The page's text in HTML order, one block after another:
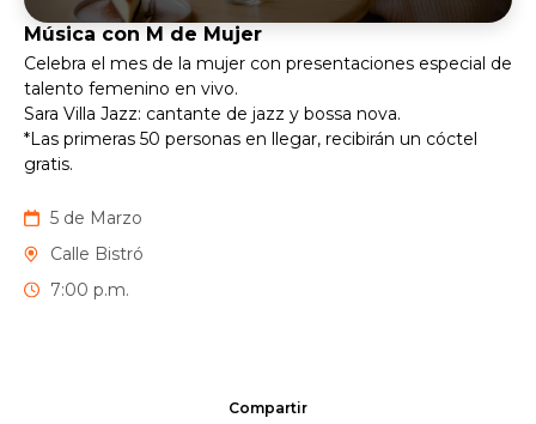
Música con M de Mujer
Celebra el mes de la mujer con presentaciones especial de
talento femenino en vivo.
Sara Villa Jazz: cantante de jazz y bossa nova.
*Las primeras 50 personas en llegar, recibirán un cóctel
gratis.
5 de Marzo
Calle Bistró
7:00 p.m.
Compartir